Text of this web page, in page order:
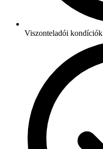
Viszonteladói kondíciók